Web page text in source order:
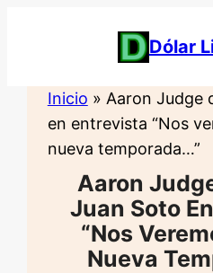
Dólar
Inicio » Aaron Judge
en entrevista “Nos
nueva temporada…”
Aaron
Juan Soto
“Nos
Nueva